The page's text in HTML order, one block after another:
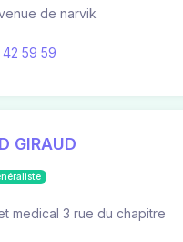
de narvik
59 59
GIRAUD
medical 3 rue du chapitre